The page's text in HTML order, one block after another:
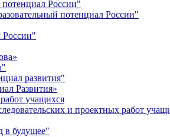
России"
потенциал России"
России"
развития"
Развития»
учащихся
и проектных работ
в будущее"